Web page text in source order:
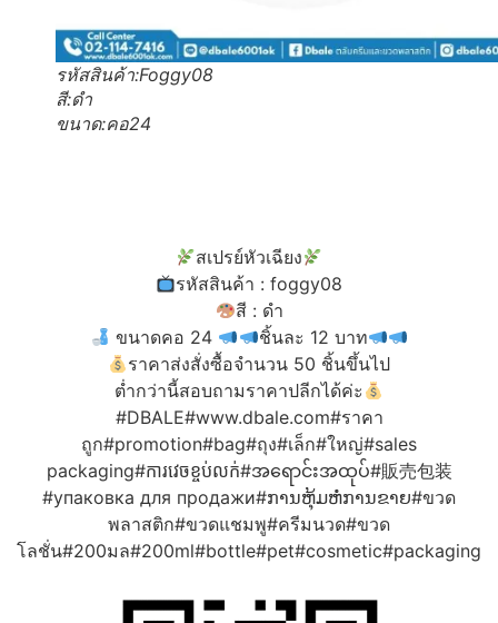
รหัสสินค้า:Foggy08
สี:ดำ
ขนาด:คอ24
สเปรย์หัวเฉียง
รหัสสินค้า : foggy08
สี : ดำ
ขนาดคอ 24
ชิ้นละ 12 บาท
ราคาส่งสั่งซื้อจำนวน 50 ชิ้นขึ้นไป
ต่ำกว่านี้สอบถามราคาปลีกได้ค่ะ
#DBALE#www.dbale.com#ราคา
ถูก#promotion#bag#ถุง#เล็ก#ใหญ่#sales
packaging#ការវេចខ្ចប់លក់#အရောင်းအထုပ်#販売包装
#упаковка для продажи#ການຫຸ້ມຫໍ່ການຂາຍ#ขวด
พลาสติก#ขวดแชมพู#ครีมนวด#ขวด
โลชั่น#200มล#200ml#bottle#pet#cosmetic#packaging